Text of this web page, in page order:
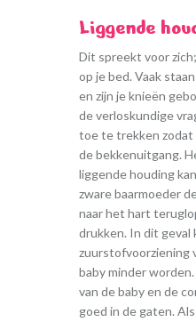
Liggende
Dit spreekt voor
op je bed. Vaak
en zijn je knieën
de verloskundige
toe te trekken zodat
de bekkenuitgang.
liggende houding
zware baarmoeder
naar het hart
drukken. In dit geval
zuurstofvoorziening
baby minder
van de baby en de
goed in de gaten.